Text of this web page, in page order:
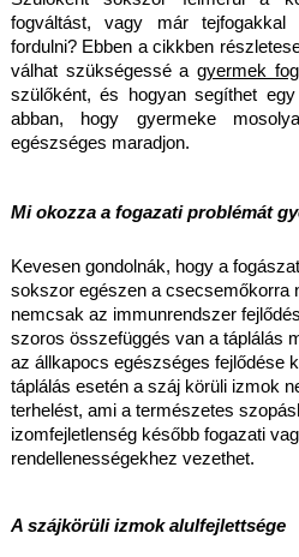
fogváltást, vagy már tejfogakkal
fordulni? Ebben a cikkben
válhat szükségessé a gyermek
szülőként, és hogyan segíthet
abban, hogy gyermeke
egészséges maradjon.
Mi okozza a fogazati problémát
Kevesen gondolnák, hogy a
sokszor egészen a csecsemőkorra
nemcsak az immunrendszer
szoros összefüggés van a táplálás
az állkapocs egészséges fejlődése
táplálás esetén a száj körüli izmok
terhelést, ami a természetes
izomfejletlenség később fogazati
rendellenességekhez vezethet.
A szájkörüli izmok alulfejlettsége